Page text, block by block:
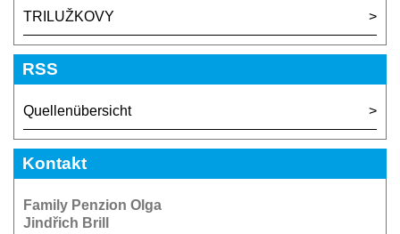
TRILUŽKOVY
RSS
Quellenübersicht
Kontakt
Family Penzion Olga
Jindřich Brill